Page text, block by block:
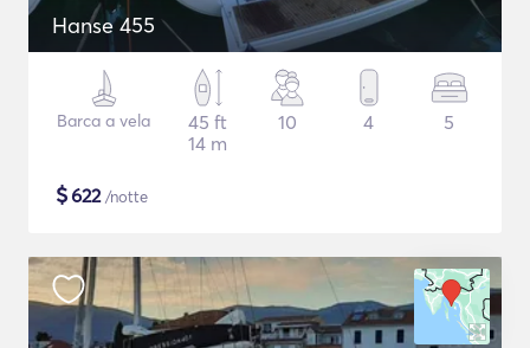
Hanse 455
Barca a vela
45 ft
14 m
10 4 5
$622/notte